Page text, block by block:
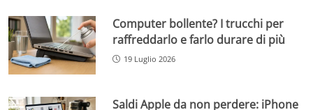
Computer bollente? I trucchi per
raffreddarlo e farlo durare di più
19 Luglio 2026
Saldi Apple da non perdere: iPhone